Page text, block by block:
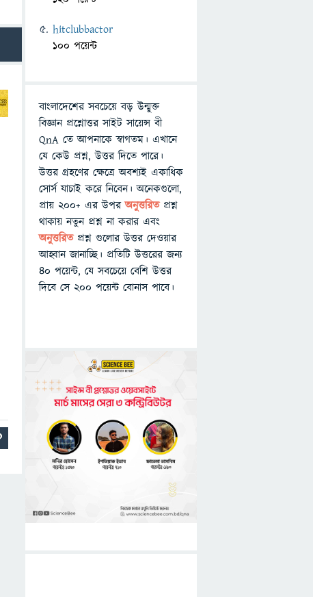
hitclubbactor
100 পয়েন্ট
বাংলাদেশের সবচেয়ে বড় উন্মুক্ত
বিজ্ঞান প্রশ্নোত্তর সাইট সায়েন্স বী
QnA তে আপনাকে স্বাগতম। এখানে
যে কেউ প্রশ্ন, উত্তর দিতে পারে।
উত্তর গ্রহণের ক্ষেত্রে অবশ্যই একাধিক
সোর্স যাচাই করে নিবেন। অনেকগুলো,
প্রায় ২০০+ এর উপরঅনুত্তরিতপ্রশ্ন
থাকায় নতুন প্রশ্ন না করার এবং
অনুত্তরিত প্রশ্ন গুলোর উত্তর দেওয়ার
আহ্বান জানাচ্ছি। প্রতিটি উত্তরের জন্য
৪০ পয়েন্ট, যে সবচেয়ে বেশি উত্তর
দিবে সে ২০০ পয়েন্ট বোনাস পাবে।